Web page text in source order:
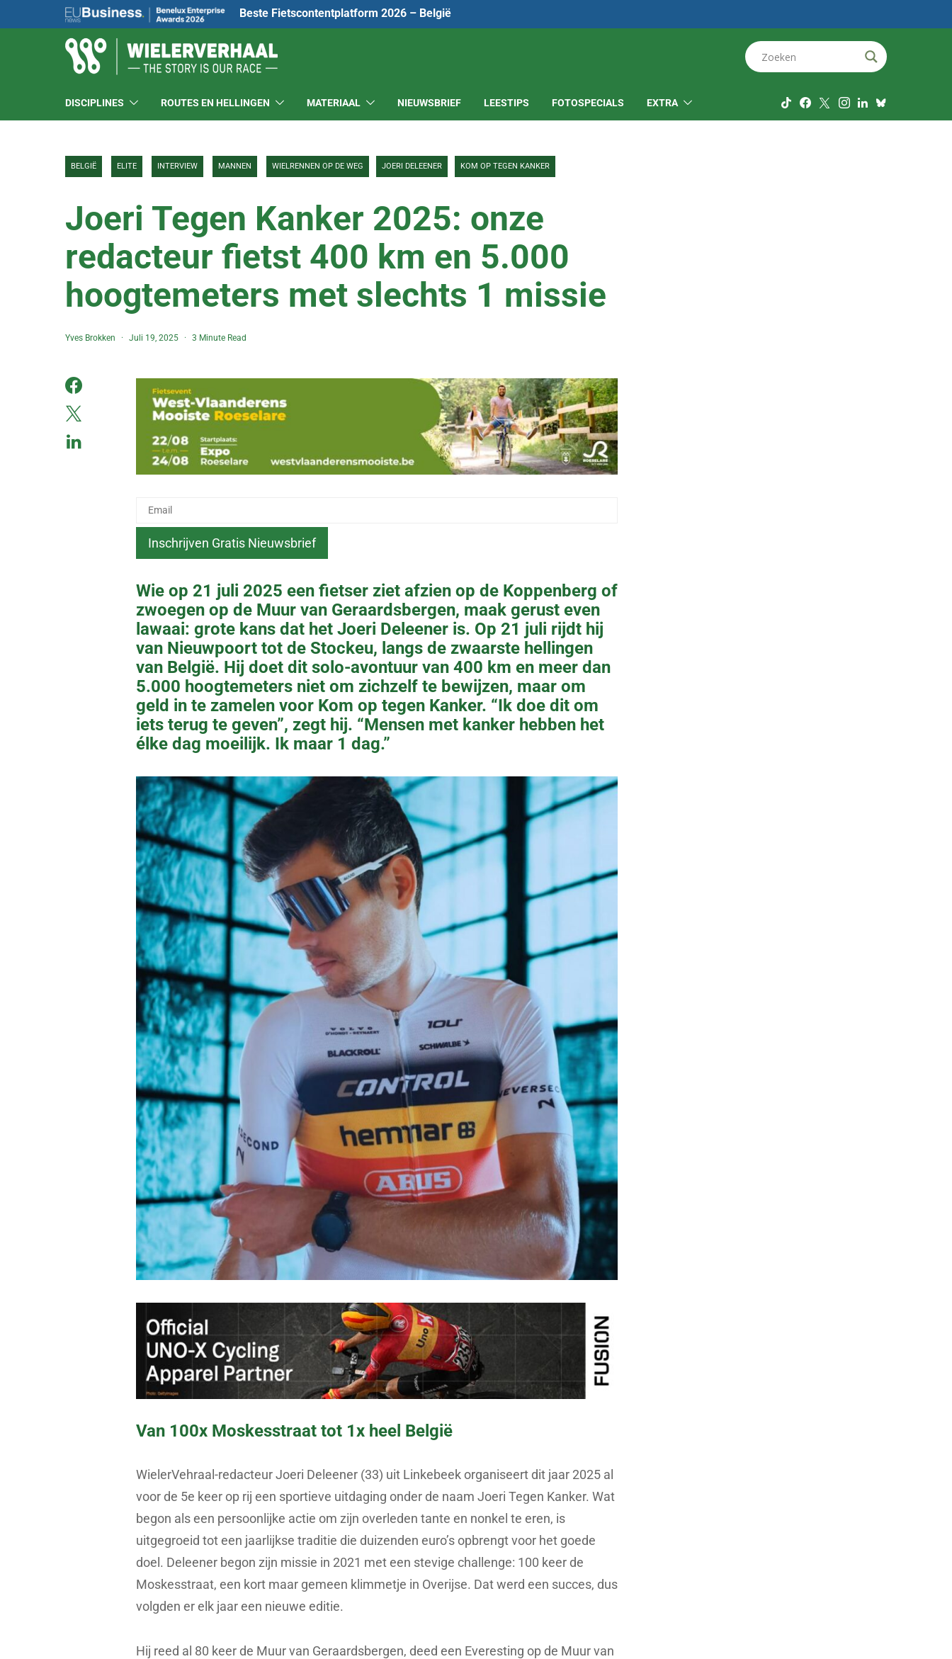
Beste Fietscontentplatform 2026 – België
DISCIPLINES ROUTES EN HELLINGEN MATERIAAL NIEUWSBRIEF LEESTIPS FOTOSPECIALS EXTRA
BELGIË ELITE INTERVIEW MANNEN WIELRENNEN OP DE WEG JOERI DELEENER KOM OP TEGEN KANKER
Joeri Tegen Kanker 2025: onze
redacteur fietst 400 km en 5.000
hoogtemeters met slechts 1 missie
Yves Brokken Juli 19, 2025 3 Minute Read
Wie op 21 juli 2025 een fietser ziet afzien op de Koppenberg of
zwoegen op de Muur van Geraardsbergen, maak gerust even
lawaai: grote kans dat het Joeri Deleener is. Op 21 juli rijdt hij
van Nieuwpoort tot de Stockeu, langs de zwaarste hellingen
van België. Hij doet dit solo-avontuur van 400 km en meer dan
5.000 hoogtemeters niet om zichzelf te bewijzen, maar om
geld in te zamelen voor Kom op tegen Kanker. “Ik doe dit om
iets terug te geven”, zegt hij. “Mensen met kanker hebben het
élke dag moeilijk. Ik maar 1 dag.”
Van 100x Moskesstraat tot 1x heel België
WielerVehraal-redacteur Joeri Deleener (33) uit Linkebeek organiseert dit jaar 2025 al
voor de 5e keer op rij een sportieve uitdaging onder de naam Joeri Tegen Kanker. Wat
begon als een persoonlijke actie om zijn overleden tante en nonkel te eren, is
uitgegroeid tot een jaarlijkse traditie die duizenden euro’s opbrengt voor het goede
doel. Deleener begon zijn missie in 2021 met een stevige challenge: 100 keer de
Moskesstraat, een kort maar gemeen klimmetje in Overijse. Dat werd een succes, dus
volgden er elk jaar een nieuwe editie.
Hij reed al 80 keer de Muur van Geraardsbergen, deed een Everesting op de Muur van